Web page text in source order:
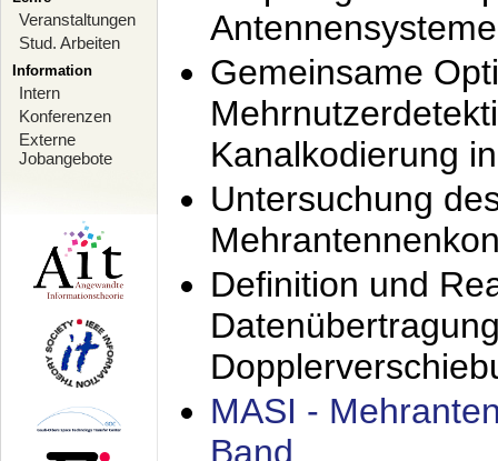
Veranstaltungen
Stud. Arbeiten
Information
Intern
Konferenzen
Externe
Jobangebote
Antennensysteme
Gemeinsame
Kanalkodierung
Untersuchung
Definition und
MASI -
Band